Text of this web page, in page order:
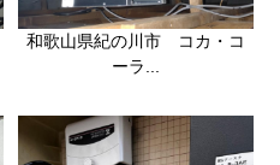
和歌山県紀の川市 コカ・コ
ーラ...